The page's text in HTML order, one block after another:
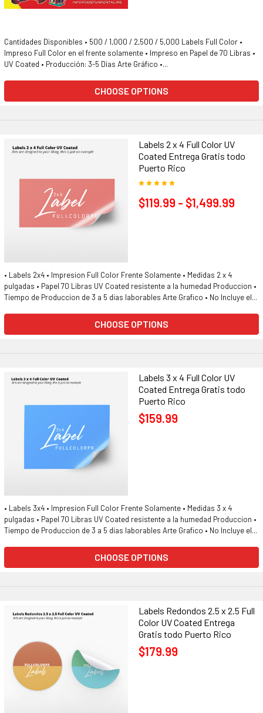
Cantidades Disponibles • 500 / 1,000 / 2,500 / 5,000 Labels Full Color •
Impreso Full Color en el frente solamente • Impreso en Papel de 70 Libras •
UV Coated • Producción: 3-5 Días Arte Gráfico •...
CHOOSE OPTIONS
Labels 2 x 4 Full Color UV
Coated Entrega Gratis todo
Puerto Rico
$119.99 - $1,499.99
• Labels 2x4 • Impresion Full Color Frente Solamente • Medidas 2 x 4
pulgadas • Papel 70 Libras UV Coated resistente a la humedad Produccion •
Tiempo de Produccion de 3 a 5 dias laborables Arte Grafico • No Incluye el...
CHOOSE OPTIONS
Labels 3 x 4 Full Color UV
Coated Entrega Gratis todo
Puerto Rico
$159.99
• Labels 3x4 • Impresion Full Color Frente Solamente • Medidas 3 x 4
pulgadas • Papel 70 Libras UV Coated resistente a la humedad Produccion •
Tiempo de Produccion de 3 a 5 dias laborables Arte Grafico • No Incluye el...
CHOOSE OPTIONS
Labels Redondos 2.5 x 2.5 Full
Color UV Coated Entrega
Gratis todo Puerto Rico
$179.99